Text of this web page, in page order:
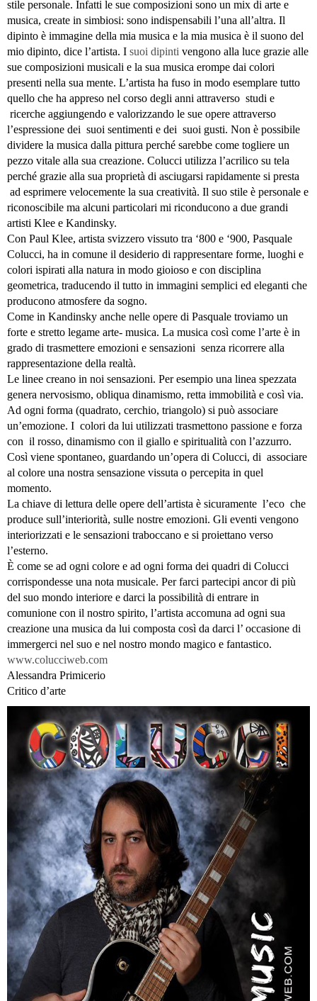
stile personale. Infatti le sue composizioni sono un mix di arte e
musica, create in simbiosi: sono indispensabili l’una all’altra. Il
dipinto è immagine della mia musica e la mia musica è il suono del
mio dipinto, dice l’artista. I suoi dipinti vengono alla luce grazie alle
sue composizioni musicali e la sua musica erompe dai colori
presenti nella sua mente. L’artista ha fuso in modo esemplare tutto
quello che ha appreso nel corso degli anni attraverso studi e
ricerche aggiungendo e valorizzando le sue opere attraverso
l’espressione dei suoi sentimenti e dei suoi gusti. Non è possibile
dividere la musica dalla pittura perché sarebbe come togliere un
pezzo vitale alla sua creazione. Colucci utilizza l’acrilico su tela
perché grazie alla sua proprietà di asciugarsi rapidamente si presta
ad esprimere velocemente la sua creatività. Il suo stile è personale e
riconoscibile ma alcuni particolari mi riconducono a due grandi
artisti Klee e Kandinsky.
Con Paul Klee, artista svizzero vissuto tra ‘800 e ‘900, Pasquale
Colucci, ha in comune il desiderio di rappresentare forme, luoghi e
colori ispirati alla natura in modo gioioso e con disciplina
geometrica, traducendo il tutto in immagini semplici ed eleganti che
producono atmosfere da sogno.
Come in Kandinsky anche nelle opere di Pasquale troviamo un
forte e stretto legame arte- musica. La musica così come l’arte è in
grado di trasmettere emozioni e sensazioni senza ricorrere alla
rappresentazione della realtà.
Le linee creano in noi sensazioni. Per esempio una linea spezzata
genera nervosismo, obliqua dinamismo, retta immobilità e così via.
Ad ogni forma (quadrato, cerchio, triangolo) si può associare
un’emozione. I colori da lui utilizzati trasmettono passione e forza
con il rosso, dinamismo con il giallo e spiritualità con l’azzurro.
Così viene spontaneo, guardando un’opera di Colucci, di associare
al colore una nostra sensazione vissuta o percepita in quel
momento.
La chiave di lettura delle opere dell’artista è sicuramente l’eco che
produce sull’interiorità, sulle nostre emozioni. Gli eventi vengono
interiorizzati e le sensazioni traboccano e si proiettano verso
l’esterno.
È come se ad ogni colore e ad ogni forma dei quadri di Colucci
corrispondesse una nota musicale. Per farci partecipi ancor di più
del suo mondo interiore e darci la possibilità di entrare in
comunione con il nostro spirito, l’artista accomuna ad ogni sua
creazione una musica da lui composta così da darci l’ occasione di
immergerci nel suo e nel nostro mondo magico e fantastico.
www.colucciweb.com
Alessandra Primicerio
Critico d’arte